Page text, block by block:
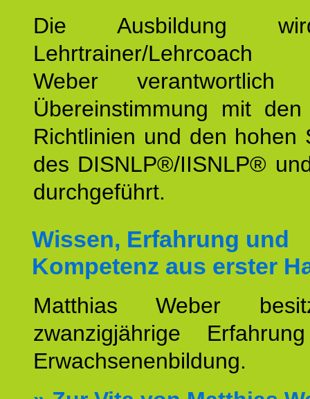
Die Ausbildung
Lehrtrainer/Lehrcoach
Weber
Übereinstimmung mit den
Richtlinien und den hohen
des DISNLP®/IISNLP®
durchgeführt.
Wissen, Erfahrung und
Kompetenz aus erster
Matthias Weber
zwanzigjährige
Erwachsenenbildung.